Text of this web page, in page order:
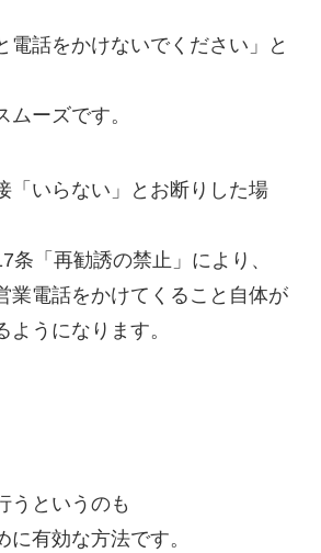
電話をかけないでください」と
ムーズです。
「いらない」とお断りした場
条「再勧誘の禁止」により、
業電話をかけてくること自体が
うになります。
うというのも
に有効な方法です。